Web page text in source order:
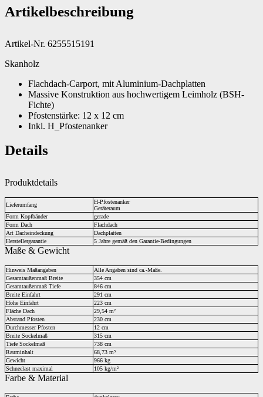
Artikelbeschreibung
Artikel-Nr. 6255515191
Skanholz
Flachdach-Carport, mit Aluminium-Dachplatten
Massive Konstruktion aus hochwertigem Leimholz (BSH-
Fichte)
Pfostenstärke: 12 x 12 cm
Inkl. H_Pfostenanker
Details
Produktdetails
Lieferumfang
H-Pfostenanker
Geräteraum
Form Kopfbänder
gerade
Form Dach
Flachdach
Art Dacheindeckung
Dachplatten
Herstellergarantie
5 Jahre gemäß den Garantie-Bedingungen
Maße & Gewicht
Hinweis Maßangaben
Alle Angaben sind ca.-Maße.
Gesamtaußenmaß Breite
354 cm
Gesamtaußenmaß Tiefe
846 cm
Breite Einfahrt
291 cm
Höhe Einfahrt
223 cm
Fläche Dach
29,54 m²
Abstand Pfosten
230 cm
Durchmesser Pfosten
12 cm
Breite Sockelmaß
315 cm
Tiefe Sockelmaß
738 cm
Rauminhalt
68,73 m³
Gewicht
966 kg
Schneelast maximal
105 kg/m²
Farbe & Material